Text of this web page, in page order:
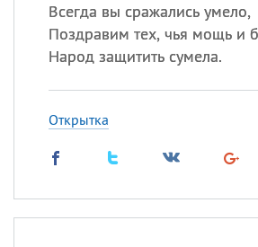
Всегда вы сражались умело,
Поздравим тех, чья мощь и
Народ защитить сумела.
Открытка